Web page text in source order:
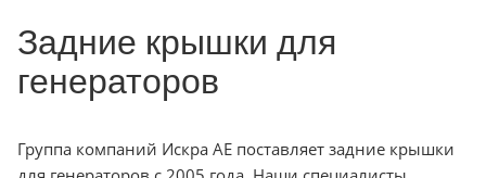
Задние крышки для
генераторов
Группа компаний Искра АЕ поставляет задние крышки